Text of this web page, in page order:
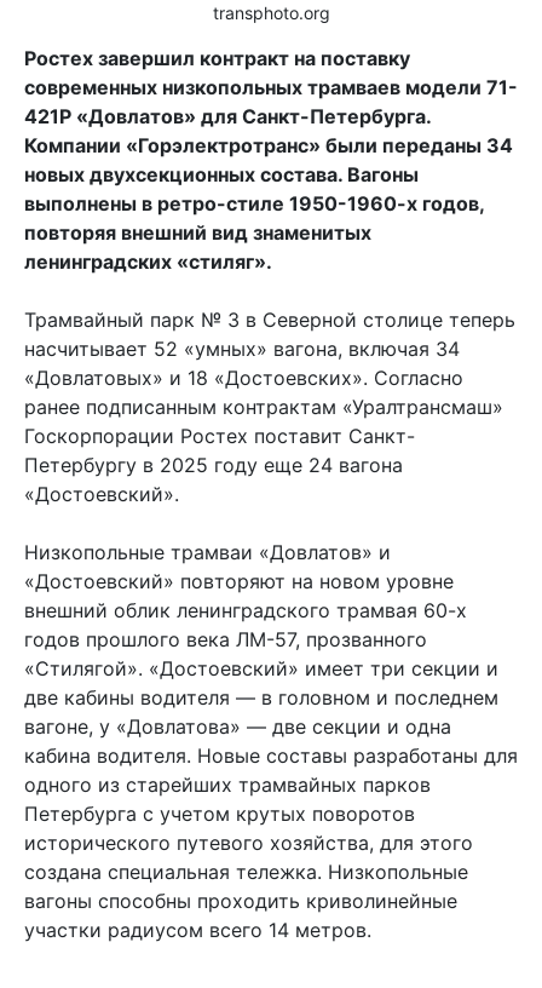
transphoto.org
Ростех завершил контракт на поставку
современных низкопольных трамваев модели 71-
421Р «Довлатов» для Санкт-Петербурга.
Компании «Горэлектротранс» были переданы 34
новых двухсекционных состава. Вагоны
выполнены в ретро-стиле 1950-1960-х годов,
повторяя внешний вид знаменитых
ленинградских «стиляг».
Трамвайный парк № 3 в Северной столице теперь
насчитывает 52 «умных» вагона, включая 34
«Довлатовых» и 18 «Достоевских». Согласно
ранее подписанным контрактам «Уралтрансмаш»
Госкорпорации Ростех поставит Санкт-
Петербургу в 2025 году еще 24 вагона
«Достоевский».
Низкопольные трамваи «Довлатов» и
«Достоевский» повторяют на новом уровне
внешний облик ленинградского трамвая 60-х
годов прошлого века ЛМ-57, прозванного
«Стилягой». «Достоевский» имеет три секции и
две кабины водителя — в головном и последнем
вагоне, у «Довлатова» — две секции и одна
кабина водителя. Новые составы разработаны для
одного из старейших трамвайных парков
Петербурга с учетом крутых поворотов
исторического путевого хозяйства, для этого
создана специальная тележка. Низкопольные
вагоны способны проходить криволинейные
участки радиусом всего 14 метров.